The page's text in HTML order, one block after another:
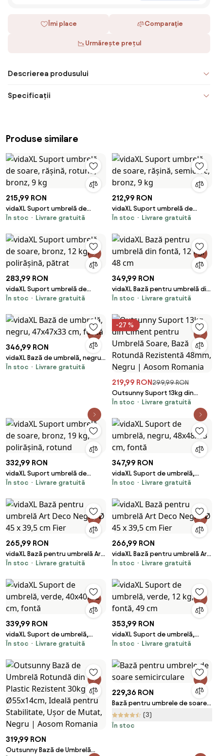
Îmi place Comparaţie
Urmărește prețul
Descrierea produsului
Specificații
Produse similare
215,99 RON
vidaXL Suport umbrelă de
soare, rășină, rotund, bronz, 9
În stoc Livrare gratuită
212,99 RON
vidaXL Suport umbrelă de
soare, rășină, semicerc, bronz,
În stoc Livrare gratuită
283,99 RON
vidaXL Suport umbrelă de
soare, bronz, 12 kg, polirășină,
În stoc Livrare gratuită
349,99 RON
vidaXL Bază pentru umbrelă din
fontă, 12 kg, 48 cm
În stoc Livrare gratuită
346,99 RON
vidaXL Bază de umbrelă, negru,
47x47x33 cm, fontă
În stoc Livrare gratuită
-27 %
219,99 RON299,99 RON
Outsunny Suport 13kg din
Ciment pentru Umbrelă Soare,
48mm, Negru | Aosom Romania
În stoc Livrare gratuită
332,99 RON
vidaXL Suport umbrelă de
soare, bronz, 19 kg, polirășină,
În stoc Livrare gratuită
347,99 RON
vidaXL Suport de umbrelă,
negru, 48x48x33 cm, fontă
În stoc Livrare gratuită
265,99 RON
vidaXL Bază pentru umbrelă Art
Deco Negru Ø 45 x 39,5 cm Fier
În stoc Livrare gratuită
266,99 RON
vidaXL Bază pentru umbrelă Art
Deco Negru Ø 45 x 39,5 cm Fier
În stoc Livrare gratuită
339,99 RON
vidaXL Suport de umbrelă,
verde, 40x40x32 cm, fontă
În stoc Livrare gratuită
353,99 RON
vidaXL Suport de umbrelă,
verde, 12 kg, fontă, 49 cm
În stoc Livrare gratuită
319,99 RON
Outsunny Bază de Umbrelă
229,36 RON
Bază pentru umbrele de soare
semicirculare
(3)
În stoc